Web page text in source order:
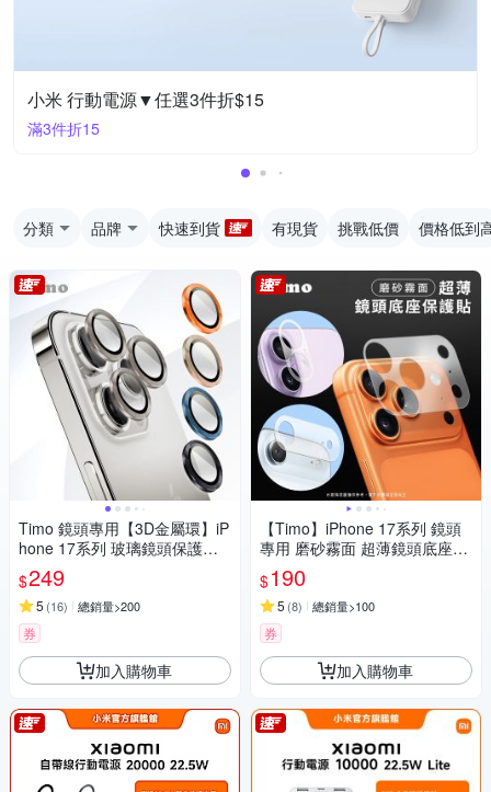
小米 行動電源▼任選3件折$15
滿3件折15
分類 品牌 快速到貨 有現貨 挑戰低價 價格低到
Timo 鏡頭專用【3D金屬環】iP
hone 17系列 玻璃鏡頭保護貼
膜
$249
5 (16) 總銷量>200
券
加入購物車
【Timo】iPhone 17系列 鏡頭
專用 磨砂霧面 超薄鏡頭底座保
護貼
$190
5 (8) 總銷量>100
券
加入購物車